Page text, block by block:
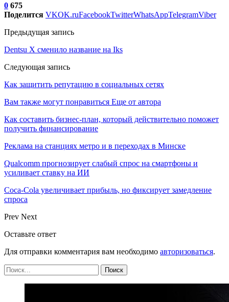
0 675
Поделится VKOK.ruFacebookTwitterWhatsAppTelegramViber
Предыдущая запись
Dentsu X сменило название на Iks
Следующая запись
Как защитить репутацию в социальных сетях
Вам также могут понравиться Еще от автора
Как составить бизнес-план, который действительно поможет
получить финансирование
Реклама на станциях метро и в переходах в Минске
Qualcomm прогнозирует слабый спрос на смартфоны и
усиливает ставку на ИИ
Coca-Cola увеличивает прибыль, но фиксирует замедление
спроса
Prev Next
Оставьте ответ
Для отправки комментария вам необходимо авторизоваться.